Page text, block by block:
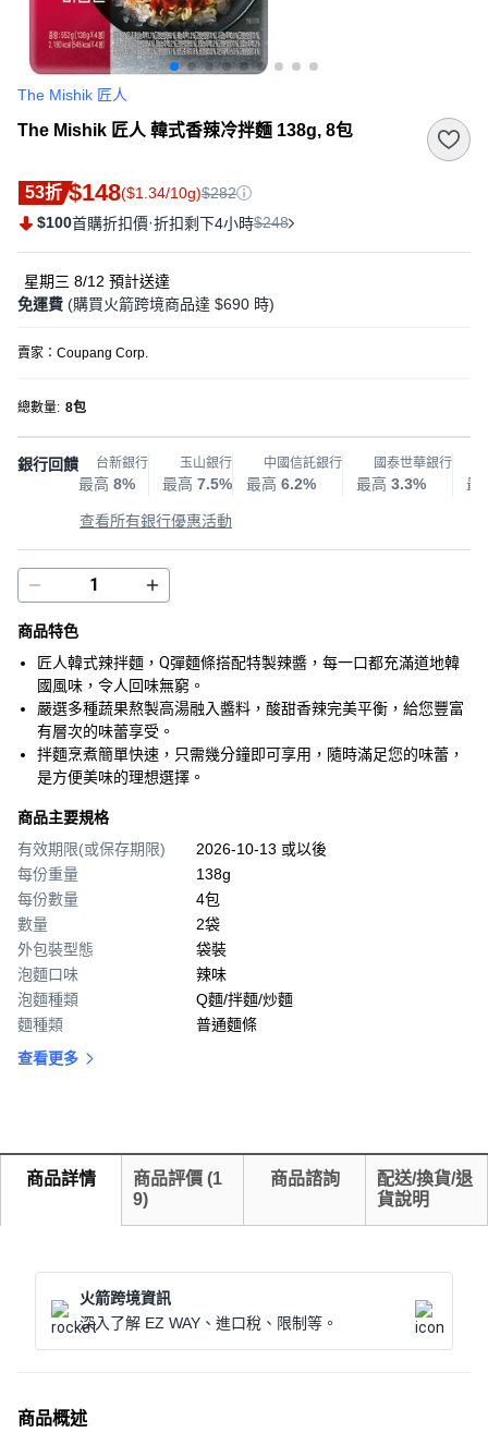
The Mishik 匠人
The Mishik 匠人 韓式香辣冷拌麵 138g, 8包
53折 $148($1.34/10g)$282
$100首購折扣價·折扣剩下4小時$248
星期三 8/12 預計送達
免運費 (購買火箭跨境商品達 $690 時)
賣家： Coupang Corp.
總數量: 8包
銀行回饋 台新銀行
最高 8%
玉山銀行
最高 7.5%
中國信託銀行
最高 6.2%
國泰世華銀行
最高 3.3% 最
查看所有銀行優惠活動
商品特色
匠人韓式辣拌麵，Q彈麵條搭配特製辣醬，每一口都充滿道地韓
國風味，令人回味無窮。
嚴選多種蔬果熬製高湯融入醬料，酸甜香辣完美平衡，給您豐富
有層次的味蕾享受。
拌麵烹煮簡單快速，只需幾分鐘即可享用，隨時滿足您的味蕾，
是方便美味的理想選擇。
商品主要規格
有效期限(或保存期限)
2026-10-13 或以後
每份重量
138g
每份數量
4包
數量
2袋
外包裝型態
袋裝
泡麵口味
辣味
泡麵種類
Q麵/拌麵/炒麵
麵種類
普通麵條
查看更多
商品詳情 商品評價 (1
9)
商品諮詢
配送/換貨/退
貨說明
火箭跨境資訊
深入了解 EZ WAY、進口稅、限制等。
商品概述